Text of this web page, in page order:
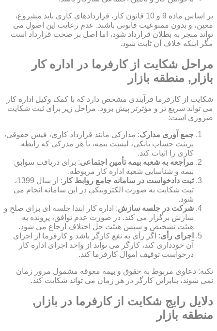
بر اساس ماده 9 و 10 قانون کار، قراردادهای کاری باید مشروع،
معین، و بدون ممنوعیت قانونی باشند. عدم رعایت این اصول می
تواند منجر به بطلان قرارداد شود، اما اصل بر صحت قرارداد است
مگر اینکه خلاف آن ثابت شود.
مراحل شکایت از کارفرما در اداره کار
بازار, منطقه بازار
شکایت از کارفرما فرآیندی مشخص دارد که با کمک وکیل اداره کار
می تواند سریع تر و مؤثرتر پیش برود. مراحل زیر برای ثبت شکایت
ضروری است:
جمع آوری مدارک: مدارکی مانند قرارداد کاری، فیش حقوقی،
پرینت حساب بانکی، لیست بیمه، یا هر مدرکی که رابطه
کاری را اثبات کند.
مراجعه به شعبه بیمه تأمین اجتماعی: برای دریافت سوابق
بیمه و شناسایی شعبه اداره کار مربوطه.
ثبت دادخواست در سامانه جامع روابط کار
: از سال 1399،
ثبت شکایت به صورت الکترونیکی در این سامانه انجام می
شود.
شرکت در جلسه سازش: اداره کار ابتدا جلسه ای برای صلح و
سازش برگزار می کند. در صورت عدم توافق، پرونده به
هیئت تشخیص و سپس هیئت حل اختلاف ارجاع می شود.
اجرای رأی: اگر رأی به نفع کارگر باشد و کارفرما از اجرای
آن خودداری کند، کارگر می تواند از واحد اجرای اداره کار
درخواست توقیف اموال کارفرما کند.
نکته: دعاوی مربوط به حقوق و بیمه معوقه مشمول مرور زمان
نمی شوند، بنابراین کارگر در هر زمان می تواند شکایت کند.
دلایل رایج شکایت از کارفرما در بازار,
منطقه بازار